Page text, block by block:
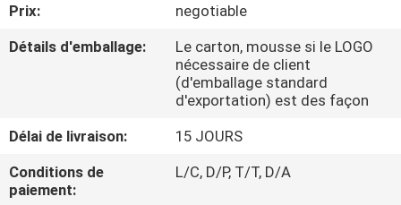
CONTRÔLE
DE
CONTACTEZ-
NOUS
Prix:
negotiable
Détails d'emballage:
Le carton, mousse si le LOGO
nécessaire de client
(d'emballage standard
d'exportation) est des façon
Délai de livraison:
15 JOURS
Conditions de
paiement:
L/C, D/P, T/T, D/A